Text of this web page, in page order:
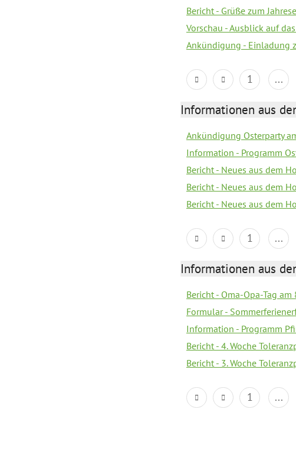
Bericht - Grüße zum
Vorschau - Ausblick auf
Ankündigung - Einladung
1 ...
Informationen aus
Ankündigung Osterparty
Information - Programm
Bericht - Neues aus dem
Bericht - Neues aus dem
Bericht - Neues aus dem
1 ...
Informationen aus
Bericht - Oma-Opa-Tag am
Formular -
Information - Programm
Bericht - 4. Woche
Bericht - 3. Woche
1 ...